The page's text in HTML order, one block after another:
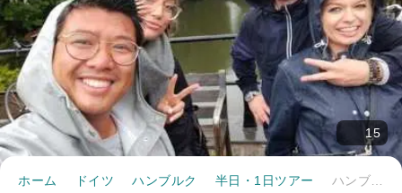
15
ホーム ドイツ ハンブルク 半日・1日ツアー